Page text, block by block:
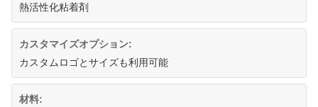
熱活性化粘着剤
カスタマイズオプション:
カスタムロゴとサイズも利用可能
材料: